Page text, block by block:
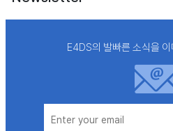
E4DS의 발빠른 소식을